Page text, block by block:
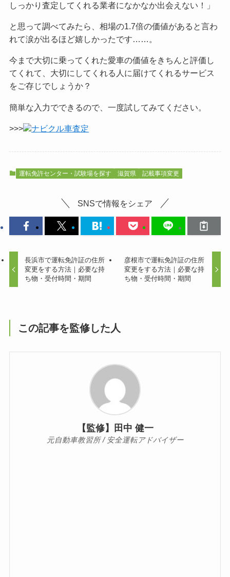
しっかり査定してくれる業者になかなか出会えない！」
と思って調べてみたら、相場の1.7倍の価値があると言わ
れて涙が出るほど嬉しかったです……。
今まで大切に乗ってくれた愛車の価値をきちんと評価し
てくれて、大切にしてくれる人に届けてくれるサービス
をご存じでしょうか？
簡単な入力でできるので、一度試してみてください。
>>> ナビクル車査定
運転免許センター・試験場を探す 滋賀県 記載事項変更
SNSで情報をシェア
長浜市で運転免許証の住所
変更をする方法｜必要な持
ち物・受付時間・期間
彦根市で運転免許証の住所
変更をする方法｜必要な持
ち物・受付時間・期間
この記事を監修した人
【監修】田中 健一
元自動車教習所 / 安全運転アドバイザー